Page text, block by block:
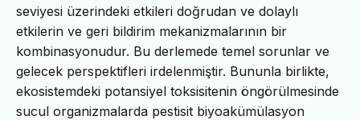
seviyesi üzerindeki etkileri doğrudan ve dolaylı
etkilerin ve geri bildirim mekanizmalarının bir
kombinasyonudur. Bu derlemede temel sorunlar ve
gelecek perspektifleri irdelenmiştir. Bununla birlikte,
ekosistemdeki potansiyel toksisitenin öngörülmesinde
sucul organizmalarda pestisit biyoakümülasyon